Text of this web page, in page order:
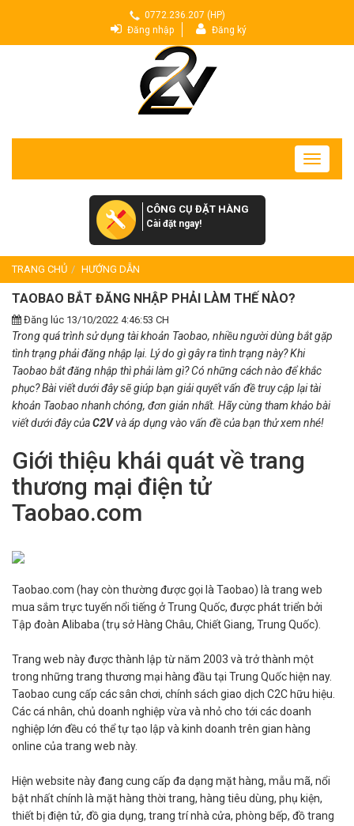
0772.236.207 (HP)
Đăng nhập
Đăng ký
Toggle
CÔNG CỤ ĐẶT HÀNG
Cài đặt ngay!
TRANG CHỦ HƯỚNG DẪN
TAOBAO BẮT ĐĂNG NHẬP PHẢI LÀM THẾ NÀO?
Đăng lúc 13/10/2022 4:46:53 CH
Trong quá trình sử dụng tài khoản Taobao, nhiều người dùng bắt gặp
tình trạng phải đăng nhập lại. Lý do gì gây ra tình trạng này? Khi
Taobao bắt đăng nhập thì phải làm gì? Có những cách nào để khắc
phục? Bài viết dưới đây sẽ giúp bạn giải quyết vấn đề truy cập lại tài
khoản Taobao nhanh chóng, đơn giản nhất. Hãy cùng tham khảo bài
viết dưới đây củaC2Vvà áp dụng vào vấn đề của bạn thử xem nhé!
Giới thiệu khái quát về trang
thương mại điện tử
Taobao.com
Taobao.com (hay còn thường được gọi là Taobao) là trang web
mua sắm trực tuyến nổi tiếng ở Trung Quốc, được phát triển bởi
Tập đoàn Alibaba (trụ sở Hàng Châu, Chiết Giang, Trung Quốc).
Trang web này được thành lập từ năm 2003 và trở thành một
trong những trang thương mại hàng đầu tại Trung Quốc hiện nay.
Taobao cung cấp các sân chơi, chính sách giao dịch C2C hữu hiệu.
Các cá nhân, chủ doanh nghiệp vừa và nhỏ cho tới các doanh
nghiệp lớn đều có thể tự tạo lập và kinh doanh trên gian hàng
online của trang web này.
Hiện website này đang cung cấp đa dạng mặt hàng, mẫu mã, nổi
bật nhất chính là mặt hàng thời trang, hàng tiêu dùng, phụ kiện,
thiết bị điện tử, đồ gia dụng, trang trí nhà cửa, phòng bếp, đồ trang